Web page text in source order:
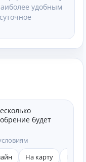
удобным
будет
На карту